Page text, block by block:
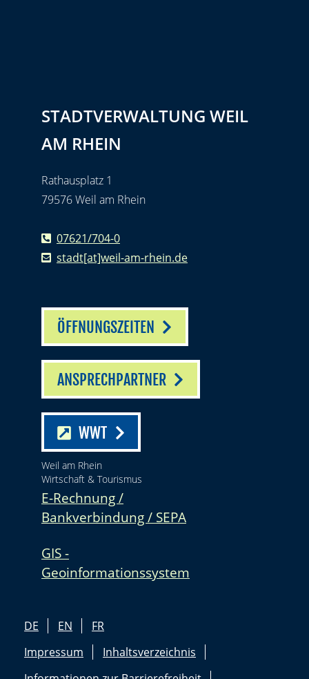
STADTVERWALTUNG WEIL
AM RHEIN
Rathausplatz 1
79576 Weil am Rhein
07621/704-0
stadt[at]weil-am-rhein.de
ÖFFNUNGSZEITEN
ANSPRECHPARTNER
WWT
Weil am Rhein
Wirtschaft & Tourismus
E-Rechnung /
Bankverbindung / SEPA
GIS -
Geoinformationssystem
DE EN
FR
Impressum
Inhaltsverzeichnis